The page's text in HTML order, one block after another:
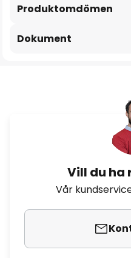
Produktomdömen
Dokument
Vill du ha
Vår